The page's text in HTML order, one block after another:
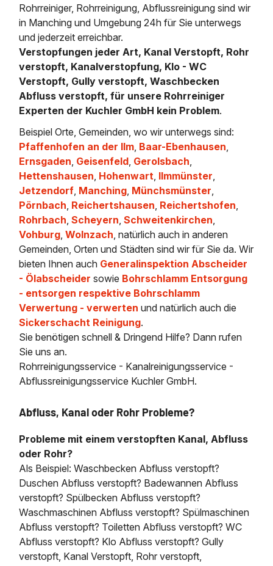
Rohrreiniger, Rohrreinigung, Abflussreinigung sind wir
in Manching und Umgebung 24h für Sie unterwegs
und jederzeit erreichbar.
Verstopfungen jeder Art, Kanal Verstopft, Rohr
verstopft, Kanalverstopfung, Klo - WC
Verstopft, Gully verstopft, Waschbecken
Abfluss verstopft, für unsere Rohrreiniger
Experten der Kuchler GmbH kein Problem.
Beispiel Orte, Gemeinden, wo wir unterwegs sind:
Pfaffenhofen an der Ilm, Baar-Ebenhausen,
Ernsgaden, Geisenfeld, Gerolsbach,
Hettenshausen, Hohenwart, Ilmmünster,
Jetzendorf, Manching, Münchsmünster,
Pörnbach, Reichertshausen, Reichertshofen,
Rohrbach,Scheyern,Schweitenkirchen,
Vohburg,Wolnzach, natürlich auch in anderen
Gemeinden, Orten und Städten sind wir für Sie da. Wir
bieten Ihnen auch Generalinspektion Abscheider
- Ölabscheider sowie Bohrschlamm Entsorgung
- entsorgen respektive Bohrschlamm
Verwertung - verwerten und natürlich auch die
Sickerschacht Reinigung.
Sie benötigen schnell & Dringend Hilfe? Dann rufen
Sie uns an.
Rohrreinigungsservice - Kanalreinigungsservice -
Abflussreinigungsservice Kuchler GmbH.
Abfluss, Kanal oder Rohr Probleme?
Probleme mit einem verstopften Kanal, Abfluss
oder Rohr?
Als Beispiel: Waschbecken Abfluss verstopft?
Duschen Abfluss verstopft? Badewannen Abfluss
verstopft? Spülbecken Abfluss verstopft?
Waschmaschinen Abfluss verstopft? Spülmaschinen
Abfluss verstopft? Toiletten Abfluss verstopft? WC
Abfluss verstopft? Klo Abfluss verstopft? Gully
verstopft, Kanal Verstopft, Rohr verstopft,